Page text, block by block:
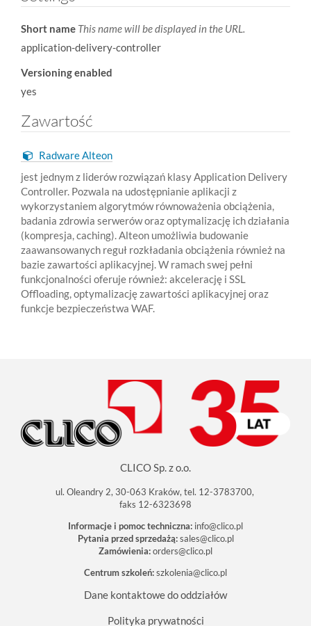
Short name This name will be displayed in the URL.
application-delivery-controller
Versioning enabled
yes
Zawartość
Radware Alteon
jest jednym z liderów rozwiązań klasy Application Delivery
Controller. Pozwala na udostępnianie aplikacji z
wykorzystaniem algorytmów równoważenia obciążenia,
badania zdrowia serwerów oraz optymalizację ich działania
(kompresja, caching). Alteon umożliwia budowanie
zaawansowanych reguł rozkładania obciążenia również na
bazie zawartości aplikacyjnej. W ramach swej pełni
funkcjonalności oferuje również: akcelerację i SSL
Offloading, optymalizację zawartości aplikacyjnej oraz
funkcje bezpieczeństwa WAF.
CLICO Sp. z o.o.
ul. Oleandry 2, 30-063 Kraków, tel. 12-3783700,
faks 12-6323698
Informacje i pomoc techniczna: info@clico.pl
Pytania przed sprzedażą: sales@clico.pl
Zamówienia:orders@clico.pl
Centrum szkoleń:szkolenia@clico.pl
Dane kontaktowe do oddziałów
Polityka prywatności